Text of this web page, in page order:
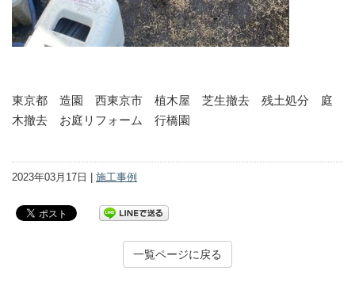
東京都 造園 西東京市 植木屋 芝生撤去 残土処分 庭
木撤去 お庭リフォーム 行橋園
2023年03月17日 | 施工事例
一覧ページに戻る